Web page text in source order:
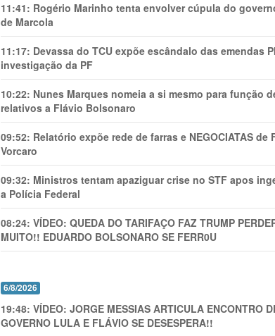
11:41: Rogério Marinho tenta envolver cúpula do
de Marcola
11:17: Devassa do TCU expõe escândalo das emendas
investigação da PF
10:22: Nunes Marques nomeia a si mesmo para função
relativos a Flávio Bolsonaro
09:52: Relatório expõe rede de farras e NEGOCIATAS
Vorcaro
09:32: Ministros tentam apaziguar crise no STF apos
a Polícia Federal
08:24: VÍDEO: QUEDA DO TARIFAÇO FAZ TRUMP
MUITO!! EDUARDO BOLSONARO SE FERR0U
6/8/2026
19:48: VÍDEO: JORGE MESSIAS ARTICULA ENCONTRO
GOVERNO LULA E FLÁVIO SE DESESPERA!!